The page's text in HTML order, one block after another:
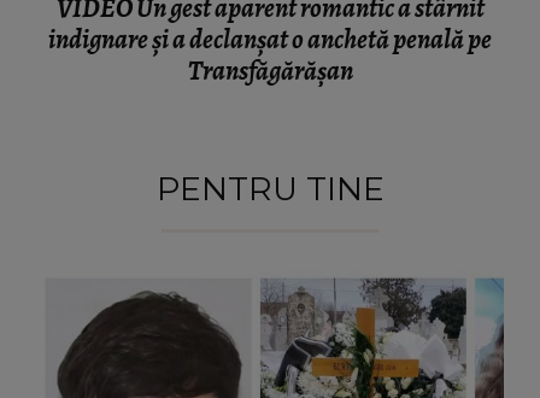
VIDEO Un gest aparent romantic a stârnit
indignare și a declanșat o anchetă penală pe
Transfăgărășan
PENTRU TINE